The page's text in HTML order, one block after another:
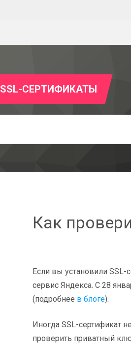
SSL-СЕРТИФИКАТЫ
Как
Если вы установили SSL-
сервис Яндекса. С 28
(подробнее в блоге).
Иногда SSL-сертификат
проверить приватный